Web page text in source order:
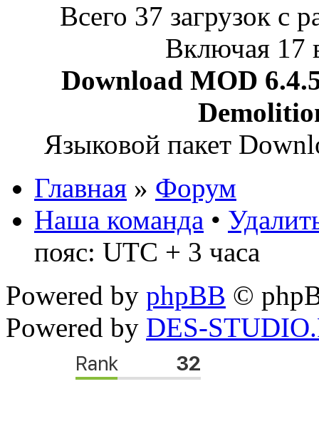
Всего 37 загрузок с
Включая 17
Download MOD
Языковой пакет
Главная » Форум
Наша команда •
пояс: UTC + 3 часа
Powered by phpBB ©
Powered by DES-